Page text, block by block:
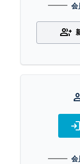
会
group_add
login
会